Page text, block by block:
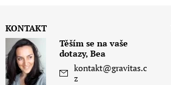
KONTAKT
Těším se na vaše
dotazy, Bea
kontakt@gravitas.c
z